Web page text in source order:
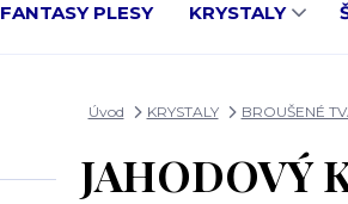
FANTASY PLESY KRYSTALY
Úvod KRYSTALY BROUŠENÉ
JAHODOVÝ